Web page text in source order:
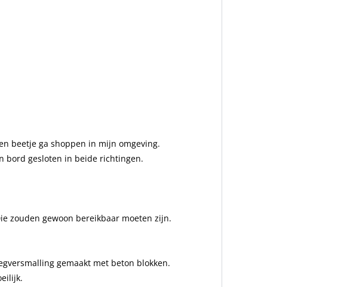
beetje ga shoppen in mijn omgeving.
bord gesloten in beide richtingen.
zouden gewoon bereikbaar moeten zijn.
gemaakt met beton blokken.